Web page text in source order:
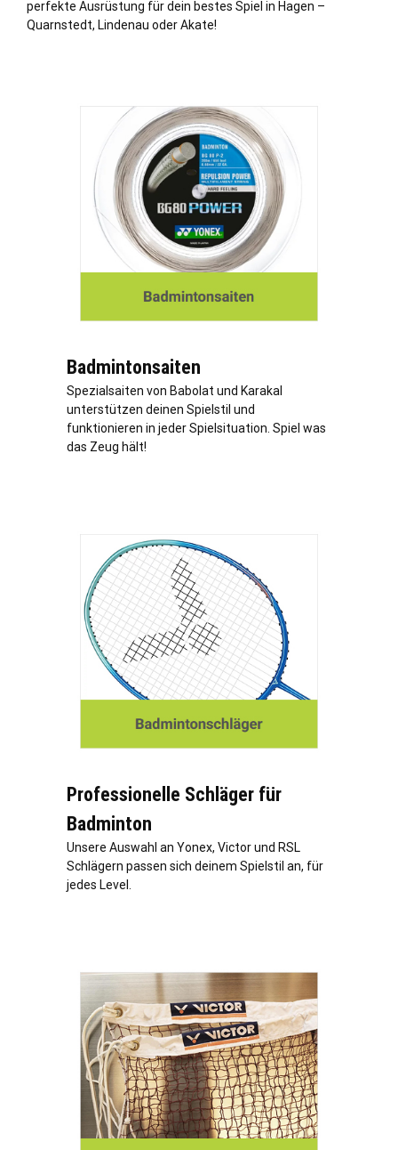
perfekte Ausrüstung für dein bestes Spiel in Hagen –
Quarnstedt, Lindenau oder Akate!
Badmintonsaiten
Spezialsaiten von Babolat und Karakal
unterstützen deinen Spielstil und
funktionieren in jeder Spielsituation. Spiel was
das Zeug hält!
Professionelle Schläger für
Badminton
Unsere Auswahl an Yonex, Victor und RSL
Schlägern passen sich deinem Spielstil an, für
jedes Level.